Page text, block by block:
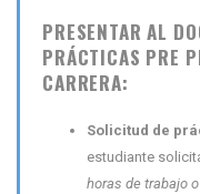
PRESENTAR AL
PRÁCTICAS PRE
CARRERA:
Solicitud de
estudiante
horas de trabajo